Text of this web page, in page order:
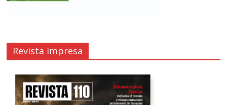
Revista impresa